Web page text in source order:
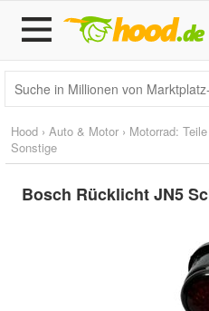
Hood › Auto & Motor › Motorrad:
Sonstige
Bosch Rücklicht JN5